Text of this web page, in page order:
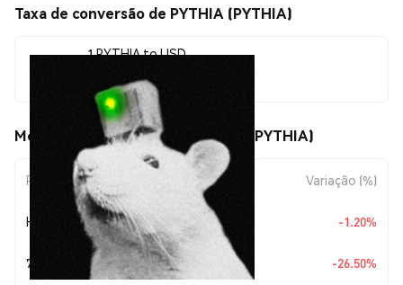
Taxa de conversão de PYTHIA (PYTHIA)
1 PYTHIA to USD
$0.00883784
Movimentos de preço de PYTHIA (PYTHIA)
Período Variação do Valor Variação (%)
Hoje $-0.00010734 -1.20%
7 Dias $-0.00318643 -26.50%